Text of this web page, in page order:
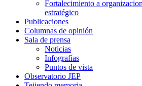
Fortalecimiento a
estratégico
Publicaciones
Columnas de opinión
Sala de prensa
Noticias
Infografías
Puntos de vista
Observatorio JEP